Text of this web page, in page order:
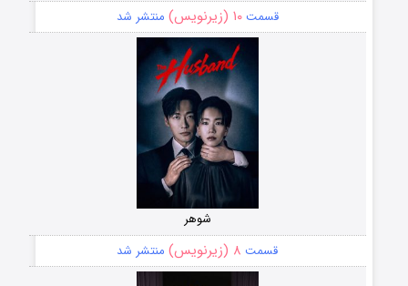
قسمت۱۰ (زیرنویس) منتشر شد
شوهر
قسمت ۸ (زیرنویس) منتشر شد